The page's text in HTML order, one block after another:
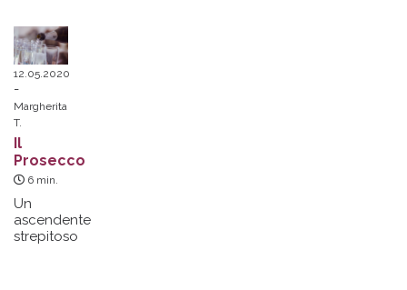
12.05.2020
Margherita
T.
Il
Prosecco
6 min.
Un
ascendente
strepitoso